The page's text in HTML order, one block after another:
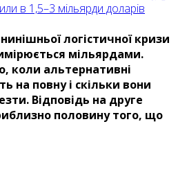
в 1,5–3 мільярди доларів
логістичної кризи
мільярдами.
коли альтернативні
на повну і скільки вони
Відповідь на друге
половину того, що